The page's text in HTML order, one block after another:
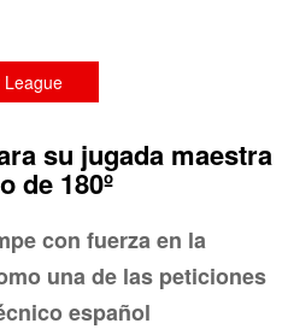
League
su jugada maestra
de 180º
con fuerza en la
una de las peticiones
español